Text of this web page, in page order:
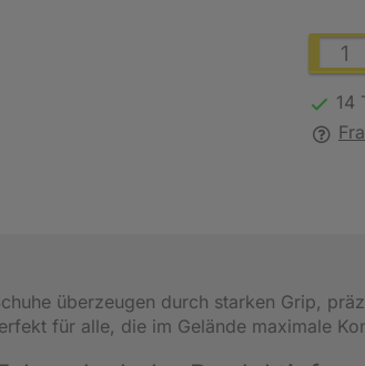
14
überzeugen durch starken Grip,
für alle, die im Gelände maximale